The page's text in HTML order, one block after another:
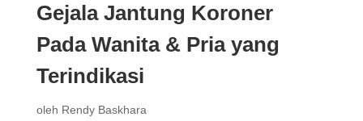
Gejala Jantung Koroner
Pada Wanita & Pria yang
Terindikasi
oleh Rendy Baskhara